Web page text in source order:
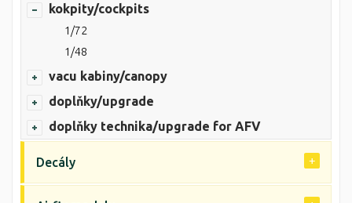
kokpity/cockpits
1/72
1/48
vacu kabiny/canopy
doplňky/upgrade
doplňky technika/upgrade for AFV
Decály